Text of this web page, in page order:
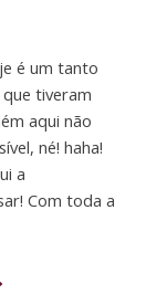
é um tanto
tiveram
aqui não
né! haha!
a
Com toda a